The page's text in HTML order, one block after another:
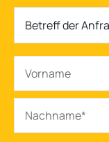
Betreff der